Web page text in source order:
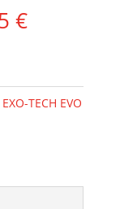
€
EXO-TECH EVO